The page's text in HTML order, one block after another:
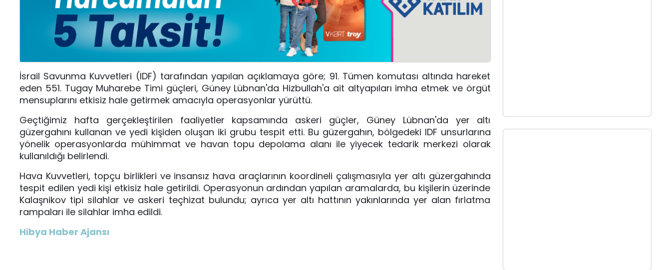
İsrail Savunma Kuvvetleri (IDF) tarafından yapılan açıklamaya göre; 91. Tümen komutası altında hareket
eden 551. Tugay Muharebe Timi güçleri, Güney Lübnan'da Hizbullah'a ait altyapıları imha etmek ve örgüt
mensuplarını etkisiz hale getirmek amacıyla operasyonlar yürüttü.
Geçtiğimiz hafta gerçekleştirilen faaliyetler kapsamında askeri güçler, Güney Lübnan'da yer altı
güzergahını kullanan ve yedi kişiden oluşan iki grubu tespit etti. Bu güzergahın, bölgedeki IDF unsurlarına
yönelik operasyonlarda mühimmat ve havan topu depolama alanı ile yiyecek tedarik merkezi olarak
kullanıldığı belirlendi.
Hava Kuvvetleri, topçu birlikleri ve insansız hava araçlarının koordineli çalışmasıyla yer altı güzergahında
tespit edilen yedi kişi etkisiz hale getirildi. Operasyonun ardından yapılan aramalarda, bu kişilerin üzerinde
Kalaşnikov tipi silahlar ve askeri teçhizat bulundu; ayrıca yer altı hattının yakınlarında yer alan fırlatma
rampaları ile silahlar imha edildi.
Hibya Haber Ajansı